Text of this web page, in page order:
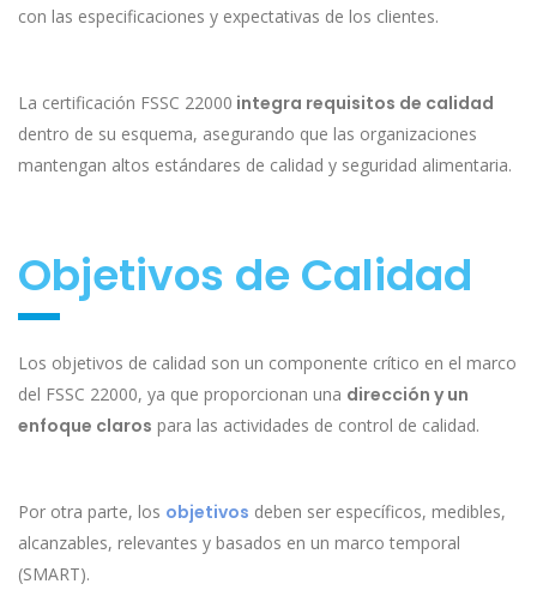
con las especificaciones y expectativas de los clientes.
La certificación FSSC 22000 integra requisitos de calidad
dentro de su esquema, asegurando que las organizaciones
mantengan altos estándares de calidad y seguridad alimentaria.
Objetivos de Calidad
Los objetivos de calidad son un componente crítico en el marco
del FSSC 22000, ya que proporcionan una dirección y un
enfoque claros para las actividades de control de calidad.
Por otra parte, los objetivos deben ser específicos, medibles,
alcanzables, relevantes y basados en un marco temporal
(SMART).